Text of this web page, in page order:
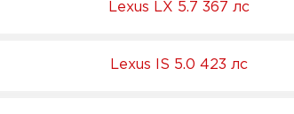
Lexus LX 5.7 367 лс
Lexus IS 5.0 423 лс